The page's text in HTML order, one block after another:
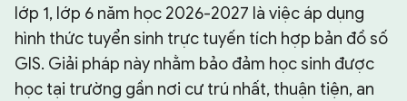
lớp 1, lớp 6 năm học 2026-2027 là việc áp dụng
hình thức tuyển sinh trực tuyến tích hợp bản đồ số
GIS. Giải pháp này nhằm bảo đảm học sinh được
học tại trường gần nơi cư trú nhất, thuận tiện, an